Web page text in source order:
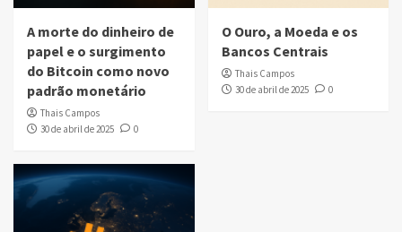
A morte do dinheiro de
papel e o surgimento
do Bitcoin como novo
padrão monetário
Thais Campos
30 de abril de 2025
0
O Ouro, a Moeda e os
Bancos Centrais
Thais Campos
30 de abril de 2025
0